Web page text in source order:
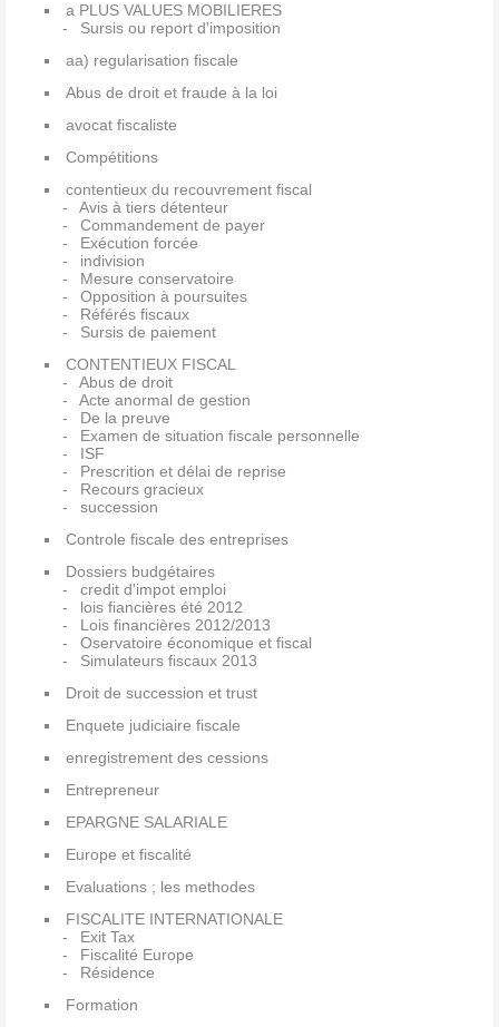
a PLUS VALUES MOBILIERES
Sursis ou report d'imposition
aa) regularisation fiscale
Abus de droit et fraude à la loi
avocat fiscaliste
Compétitions
contentieux du recouvrement fiscal
Avis à tiers détenteur
Commandement de payer
Exécution forcée
indivision
Mesure conservatoire
Opposition à poursuites
Référés fiscaux
Sursis de paiement
CONTENTIEUX FISCAL
Abus de droit
Acte anormal de gestion
De la preuve
Examen de situation fiscale personnelle
ISF
Prescrition et délai de reprise
Recours gracieux
succession
Controle fiscale des entreprises
Dossiers budgétaires
credit d'impot emploi
lois fiancières été 2012
Lois financières 2012/2013
Oservatoire économique et fiscal
Simulateurs fiscaux 2013
Droit de succession et trust
Enquete judiciaire fiscale
enregistrement des cessions
Entrepreneur
EPARGNE SALARIALE
Europe et fiscalité
Evaluations ; les methodes
FISCALITE INTERNATIONALE
Exit Tax
Fiscalité Europe
Résidence
Formation